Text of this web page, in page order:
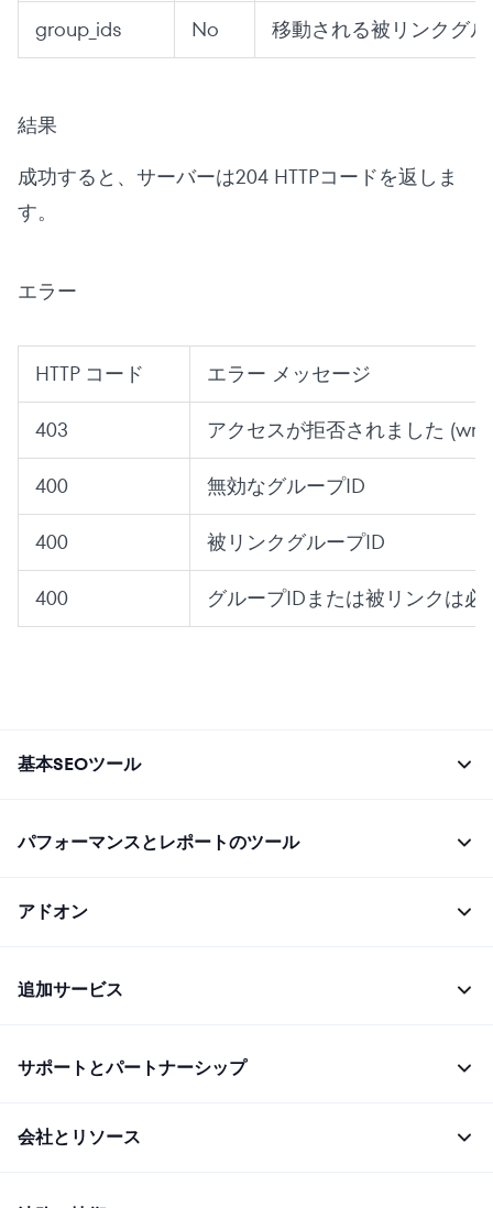
group_ids No 移動される被リンクグ
結果
成功すると、サーバーは204 HTTPコードを返しま
す。
エラー
HTTP コード エラー メッセージ
403 アクセスが拒否されました
400 無効なグループID
400 被リンクグループID
400 グループIDまたは被リンクは必
基本SEOツール
パフォーマンスとレポートのツール
アドオン
追加サービス
サポートとパートナーシップ
会社とリソース